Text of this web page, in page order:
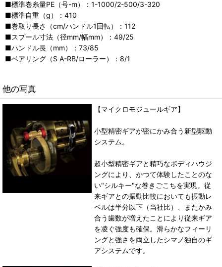
■標準巻糸量PE（号-m）：1-1000/2-500/3-320
■標準自重（g）：410
■巻取り長さ（cm/ハンドル1回転）：112
■スプール寸法（径mm/幅mm）：49/25
■ハンドル長（mm）：73/85
■ベアリング（S A-RB/ローラー）：8/1
他の写真
【マイクロモジュールギア】
小型精密ギアが密にかみ合う新型駆動
システム。
超小型精密ギアと精巧なボディハウジ
ングにより、かつて体験したことのな
い"シルキー"な巻きごこちを実現。従
来ギアとの振動比較においても振動レ
ベルは半分以下（当社比）、またかみ
合う歯数が増えたことにより従来ギア
を凌ぐ強度も確保。滑らかなフィーリ
ングと強さを両立したシマノ独自のギ
アシステムです。